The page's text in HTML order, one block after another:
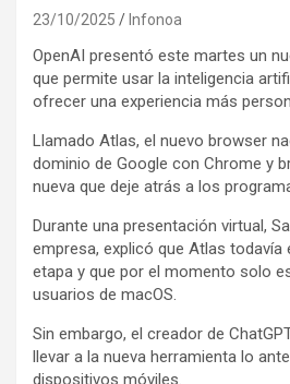
23/10/2025 Infonoa
OpenAI presentó este martes un
que permite usar la inteligencia
ofrecer una experiencia más
Llamado Atlas, el nuevo browser
dominio de Google con Chrome y
nueva que deje atrás a los
Durante una presentación virtual,
empresa, explicó que Atlas todavía
etapa y que por el momento solo
usuarios de macOS.
Sin embargo, el creador de
llevar a la nueva herramienta lo
dispositivos móviles.